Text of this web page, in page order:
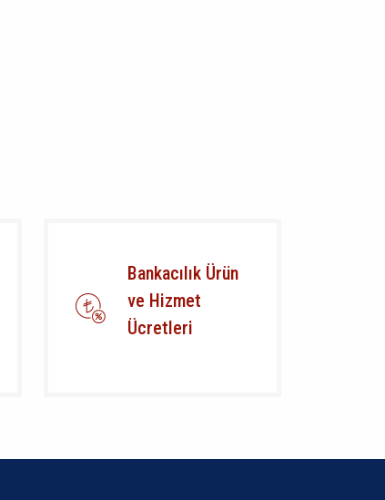
Bankacılık Ürün
ve Hizmet
Ücretleri